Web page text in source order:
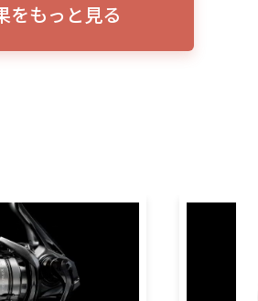
をもっと見る